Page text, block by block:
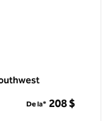
De la* 208 $